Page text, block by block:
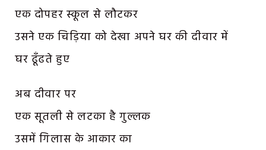
एक दोपहर स्कूल से लौटकर
उसने एक चिड़िया को देखा अपने घर की दीवार में
घर ढूँढते हुए
अब दीवार पर
एक सूतली से लटका है गुल्लक
उसमें गिलास के आकार का